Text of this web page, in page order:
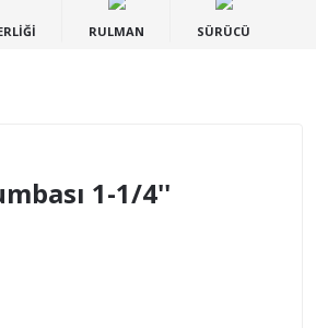
RULMAN SÜRÜCÜ
1-1/4''